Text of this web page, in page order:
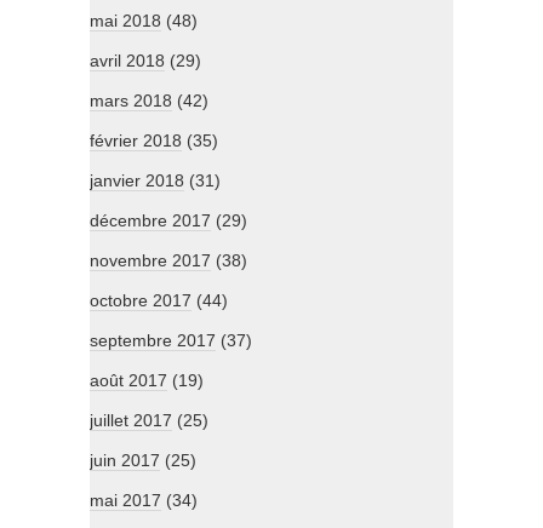
mai 2018 (48)
avril 2018 (29)
mars 2018 (42)
février 2018 (35)
janvier 2018 (31)
décembre 2017 (29)
novembre 2017 (38)
octobre 2017 (44)
septembre 2017 (37)
août 2017 (19)
juillet 2017 (25)
juin 2017 (25)
mai 2017 (34)